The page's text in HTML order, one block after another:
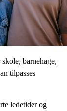
barnehage,
tilpasses
ledetider og